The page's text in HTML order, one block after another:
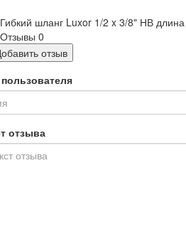
Гибкий шланг Luxor 1/2 x 3/8" НВ длина
Отзывы 0
отзыв
отзыва